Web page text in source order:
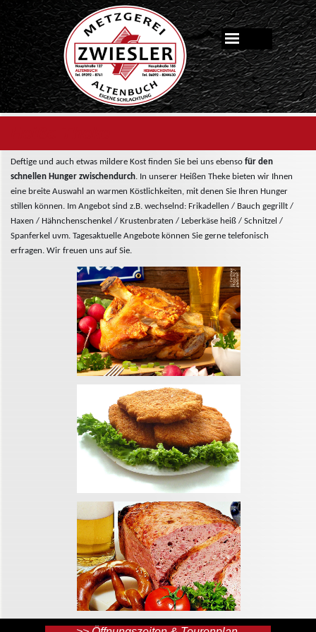
Deftige und auch etwas mildere Kost finden Sie bei uns ebenso für den
schnellen Hunger zwischendurch. In unserer Heißen Theke bieten wir Ihnen
eine breite Auswahl an warmen Köstlichkeiten, mit denen Sie Ihren Hunger
stillen können. Im Angebot sind z.B. wechselnd: Frikadellen / Bauch gegrillt /
Haxen / Hähnchenschenkel / Krustenbraten / Leberkäse heiß / Schnitzel /
Spanferkel uvm. Tagesaktuelle Angebote können Sie gerne telefonisch
erfragen. Wir freuen uns auf Sie.